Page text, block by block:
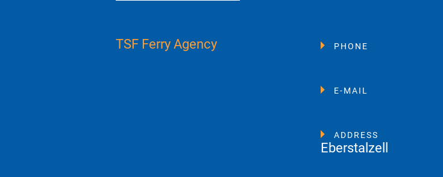
TSF Ferry Agency PHONE
E-MAIL
ADDRESS
Eberstalzell